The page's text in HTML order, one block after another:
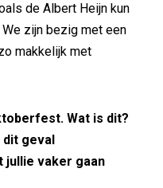
de Albert Heijn kun
zijn bezig met een
makkelijk met
Wat is dit?
dit geval
jullie vaker gaan